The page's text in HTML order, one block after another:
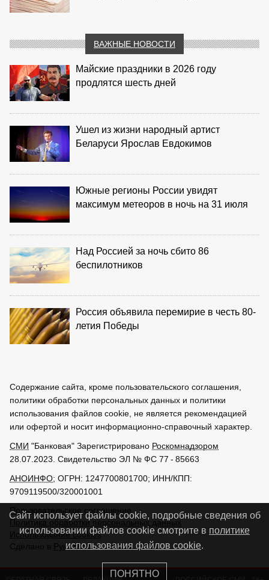
ВАЖНЫЕ НОВОСТИ
Майские праздники в 2026 году
продлятся шесть дней
Ушел из жизни народный артист
Беларуси Ярослав Евдокимов
Южные регионы России увидят
максимум метеоров в ночь на 31 июля
Над Россией за ночь сбито 86
беспилотников
Россия объявила перемирие в честь 80-
летия Победы
Содержание сайта, кроме пользовательского соглашения,
политики обработки персональных данных и политики
использования файлов cookie, не является рекомендацией
или офертой и носит информационно-справочный характер.
СМИ "Банковая" Зарегистрировано Роскомнадзором
28.07.2023. Свидетельство ЭЛ № ФС 77 - 85663
АНОИНФО; ОГРН: 1247700801700; ИНН/КПП:
9709119500/320001001
Пользовательское соглашение
Политика обработки персональных данных
Использование cookies
Сделано в
РунетЛаб – Сайты и CRM
Сайт использует файлы cookie, подробные сведения об
использовании файлов cookie смотрите в политике
использования файлов cookie.
ПОНЯТНО